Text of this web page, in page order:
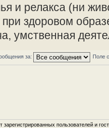
и релакса (ни
здоровом
умственная
за: Поле
пользователей и